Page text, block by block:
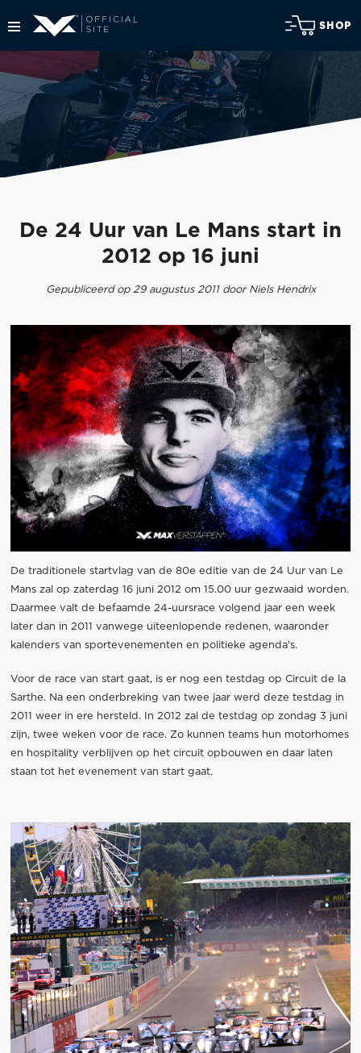
SHOP
De 24 Uur van Le Mans start in
2012 op 16 juni
Gepubliceerd op 29 augustus 2011 door Niels Hendrix
De traditionele startvlag van de 80e editie van de 24 Uur van Le
Mans zal op zaterdag 16 juni 2012 om 15.00 uur gezwaaid worden.
Daarmee valt de befaamde 24-uursrace volgend jaar een week
later dan in 2011 vanwege uiteenlopende redenen, waaronder
kalenders van sportevenementen en politieke agenda's.
Voor de race van start gaat, is er nog een testdag op Circuit de la
Sarthe. Na een onderbreking van twee jaar werd deze testdag in
2011 weer in ere hersteld. In 2012 zal de testdag op zondag 3 juni
zijn, twee weken voor de race. Zo kunnen teams hun motorhomes
en hospitality verblijven op het circuit opbouwen en daar laten
staan tot het evenement van start gaat.